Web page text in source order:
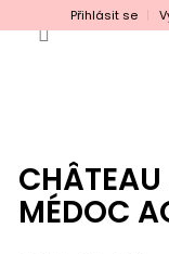
na
Přihlásit se
CHÂTEAU
MÉDOC